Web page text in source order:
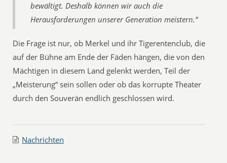
bewältigt. Deshalb können wir auch die
Herausforderungen unserer Generation meistern.“
Die Frage ist nur, ob Merkel und ihr Tigerentenclub, die
auf der Bühne am Ende der Fäden hängen, die von den
Mächtigen in diesem Land gelenkt werden, Teil der
„Meisterung“ sein sollen oder ob das korrupte Theater
durch den Souverän endlich geschlossen wird.
Nachrichten